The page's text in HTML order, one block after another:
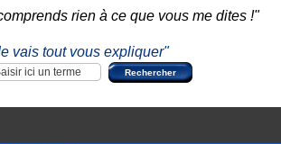
rien à ce que vous me dites !"
vais tout vous expliquer"